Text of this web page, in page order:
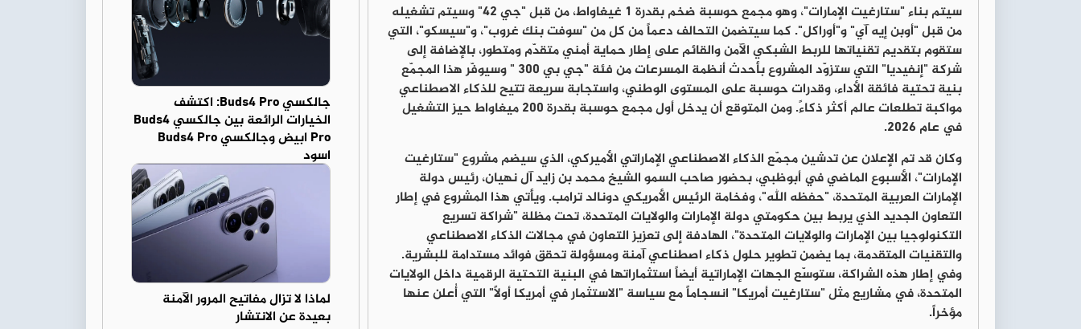
سيتم بناء "ستارغيت الإمارات"، وهو مجمع حوسبة ضخم بقدرة 1 غيغاواط، من قبل "جي 42" وسيتم تشغيله
من قبل "أوبن إيه آي" و"أوراكل". كما سيتضمن التحالف دعماً من كل من "سوفت بنك غروب"، و"سيسكو"، التي
ستقوم بتقديم تقنياتها للربط الشبكي الآمن والقائم على إطار حماية أمني متقدّم ومتطور، بالإضافة إلى
شركة "إنفيديا" التي ستزوّد المشروع بأحدث أنظمة المسرعات من فئة "جي بي 300 " وسيوفّر هذا المجمّع
بنية تحتية فائقة الأداء، وقدرات حوسبة على المستوى الوطني، واستجابة سريعة تتيح للذكاء الاصطناعي
مواكبة تطلعات عالم أكثر ذكاءً. ومن المتوقع أن يدخل أول مجمع حوسبة بقدرة 200 ميغاواط حيز التشغيل
في عام 2026.
وكان قد تم الإعلان عن تدشين مجمّع الذكاء الاصطناعي الإماراتي الأميركي، الذي سيضم مشروع "ستارغيت
الإمارات"، الأسبوع الماضي في أبوظبي، بحضور صاحب السمو الشيخ محمد بن زايد آل نهيان، رئيس دولة
الإمارات العربية المتحدة، "حفظه الله"، وفخامة الرئيس الأمريكي دونالد ترامب. ويأتي هذا المشروع في إطار
التعاون الجديد الذي يربط بين حكومتي دولة الإمارات والولايات المتحدة، تحت مظلة "شراكة تسريع
التكنولوجيا بين الإمارات والولايات المتحدة"، الهادفة إلى تعزيز التعاون في مجالات الذكاء الاصطناعي
والتقنيات المتقدمة، بما يضمن تطوير حلول ذكاء اصطناعي آمنة ومسؤولة تحقق فوائد مستدامة للبشرية.
وفي إطار هذه الشراكة، ستوسّع الجهات الإماراتية أيضاً استثماراتها في البنية التحتية الرقمية داخل الولايات
المتحدة، في مشاريع مثل "ستارغيت أمريكا" انسجاماً مع سياسة "الاستثمار في أمريكا أولاً" التي أُعلن عنها
مؤخراً.
جالكسي Buds4 Pro: اكتشف
الخيارات الرائعة بين جالكسي Buds4
Pro ابيض وجالكسي Buds4 Pro
اسود
لماذا لا تزال مفاتيح المرور الآمنة
بعيدة عن الانتشار